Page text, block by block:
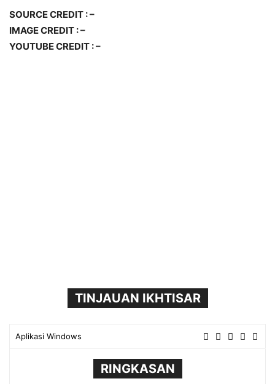
SOURCE CREDIT : –
IMAGE CREDIT : –
YOUTUBE CREDIT : –
TINJAUAN IKHTISAR
Aplikasi Windows
RINGKASAN